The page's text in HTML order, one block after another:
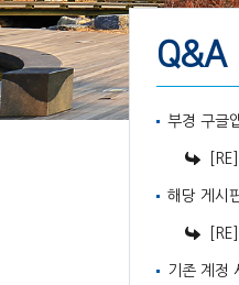
Q&A
부경 구글
해당 게시
기존 계정